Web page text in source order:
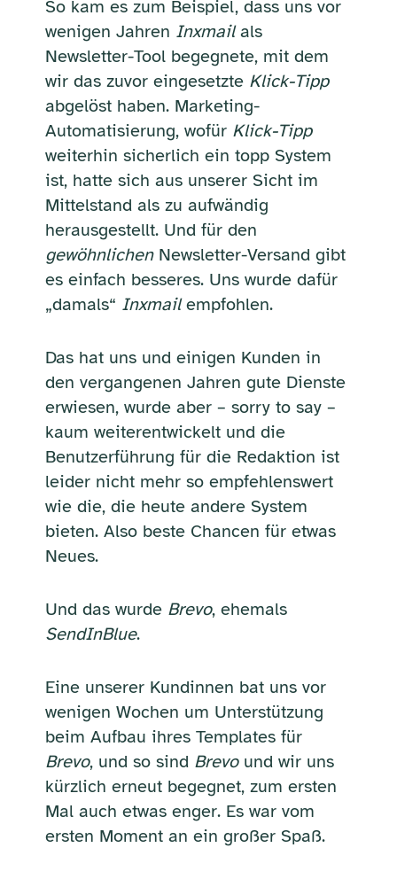
So kam es zum Beispiel, dass uns vor
wenigen Jahren Inxmailals
Newsletter-Tool begegnete, mit dem
wir das zuvor eingesetzte Klick-Tipp
abgelöst haben. Marketing-
Automatisierung, wofür Klick-Tipp
weiterhin sicherlich ein topp System
ist, hatte sich aus unserer Sicht im
Mittelstand als zu aufwändig
herausgestellt. Und für den
gewöhnlichenNewsletter-Versand gibt
es einfach besseres. Uns wurde dafür
„damals“ Inxmailempfohlen.
Das hat uns und einigen Kunden in
den vergangenen Jahren gute Dienste
erwiesen, wurde aber – sorry to say –
kaum weiterentwickelt und die
Benutzerführung für die Redaktion ist
leider nicht mehr so empfehlenswert
wie die, die heute andere System
bieten. Also beste Chancen für etwas
Neues.
Und das wurde Brevo, ehemals
SendInBlue.
Eine unserer Kundinnen bat uns vor
wenigen Wochen um Unterstützung
beim Aufbau ihres Templates für
Brevo, und so sind Brevound wir uns
kürzlich erneut begegnet, zum ersten
Mal auch etwas enger. Es war vom
ersten Moment an ein großer Spaß.